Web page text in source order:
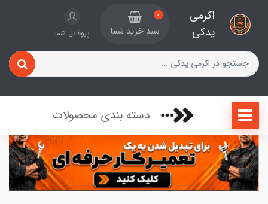
اکرمی
یدکی
0
سبد خرید شما پروفایل شما
دسته بندی محصولات